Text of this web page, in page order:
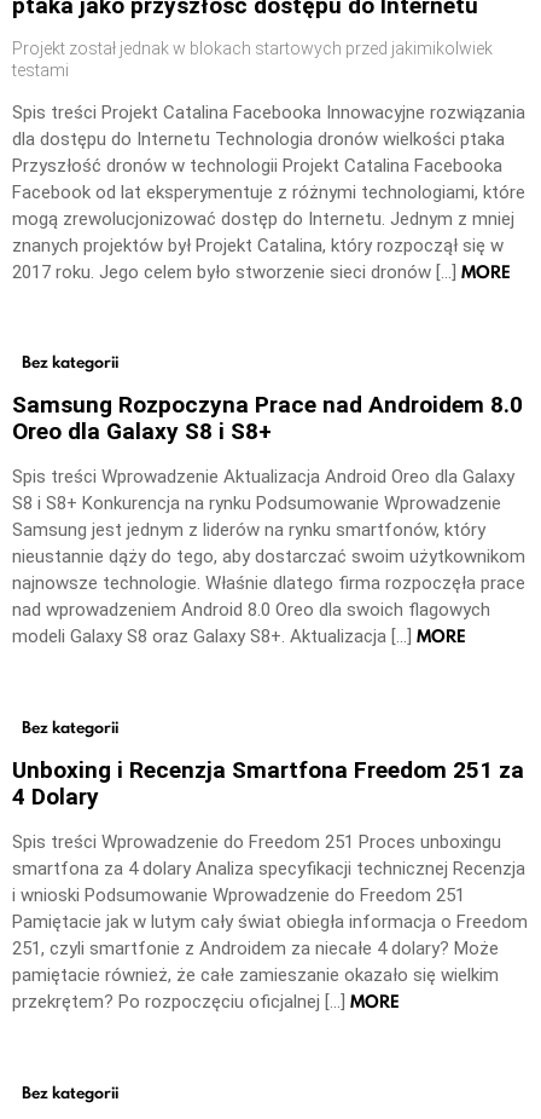
Projekt został jednak w blokach startowych przed jakimikolwiek
testami
Spis treści Projekt Catalina Facebooka Innowacyjne rozwiązania
dla dostępu do Internetu Technologia dronów wielkości ptaka
Przyszłość dronów w technologii Projekt Catalina Facebooka
Facebook od lat eksperymentuje z różnymi technologiami, które
mogą zrewolucjonizować dostęp do Internetu. Jednym z mniej
znanych projektów był Projekt Catalina, który rozpoczął się w
2017 roku. Jego celem było stworzenie sieci dronów […] MORE
Bez kategorii
Samsung Rozpoczyna Prace nad Androidem 8.0
Oreo dla Galaxy S8 i S8+
Spis treści Wprowadzenie Aktualizacja Android Oreo dla Galaxy
S8 i S8+ Konkurencja na rynku Podsumowanie Wprowadzenie
Samsung jest jednym z liderów na rynku smartfonów, który
nieustannie dąży do tego, aby dostarczać swoim użytkownikom
najnowsze technologie. Właśnie dlatego firma rozpoczęła prace
nad wprowadzeniem Android 8.0 Oreo dla swoich flagowych
modeli Galaxy S8 oraz Galaxy S8+. Aktualizacja […] MORE
Bez kategorii
Unboxing i Recenzja Smartfona Freedom 251 za
4 Dolary
Spis treści Wprowadzenie do Freedom 251 Proces unboxingu
smartfona za 4 dolary Analiza specyfikacji technicznej Recenzja
i wnioski Podsumowanie Wprowadzenie do Freedom 251
Pamiętacie jak w lutym cały świat obiegła informacja o Freedom
251, czyli smartfonie z Androidem za niecałe 4 dolary? Może
pamiętacie również, że całe zamieszanie okazało się wielkim
przekrętem? Po rozpoczęciu oficjalnej […] MORE
Bez kategorii